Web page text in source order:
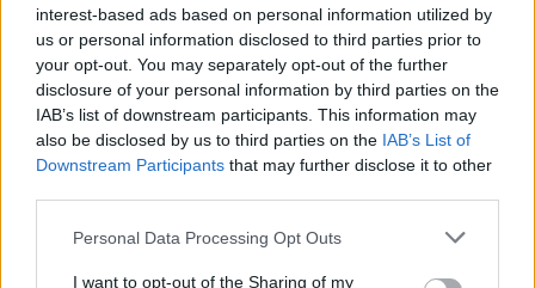
interest-based ads based on personal information utilized by
us or personal information disclosed to third parties prior to
your opt-out. You may separately opt-out of the further
disclosure of your personal information by third parties on the
IAB’s list of downstream participants. This information may
also be disclosed by us to third parties on the IAB’s List of
Downstream Participants that may further disclose it to other
Personal Data Processing Opt Outs
I want to opt-out of the Sharing of my
Το έργο χρηματοδοτήθηκε από το Ελληνικό Ίδρυμα Έρευνας
και Καινοτομίας (ΕΛΙΔΕΚ) και από τη Γενική Γραμματεία
Έρευνας και Καινοτομίας (ΓΓΕΚ), με αρ. Σύμβασης Έργου 409.
Το έργο χρηματοδοτήθηκε στο πλαίσιο της Πράξης με τίτλο
«ΘΕΣΠΙΑ ΙΙ: ΘΕμελίωση Συνεργιστικών και ολοκληρωμένων
μεθοδολογιών και εργαλείων παρακολούθησης, διαχείρισης
και πρόγνωσης Περιβαλλοντικών παραμέτρων και πιέσεων»